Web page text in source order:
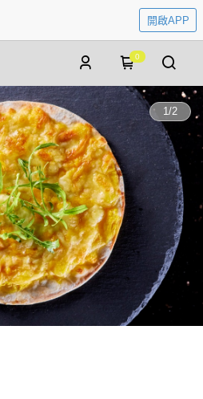
開啟APP
0
1/2